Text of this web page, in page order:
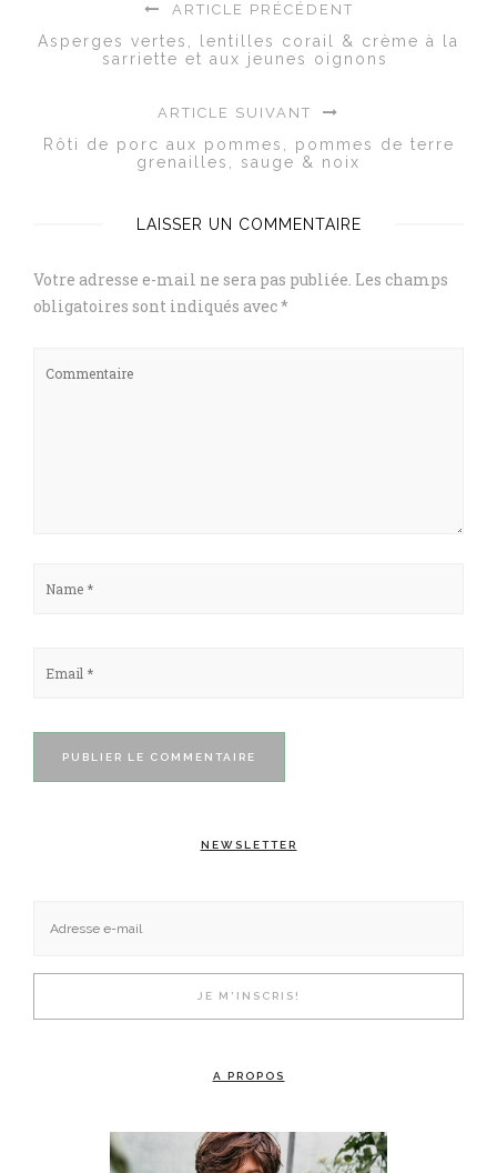
ARTICLE PRÉCÉDENT
Asperges vertes, lentilles corail & crème à la
sarriette et aux jeunes oignons
ARTICLE SUIVANT
Rôti de porc aux pommes, pommes de terre
grenailles, sauge & noix
LAISSER UN COMMENTAIRE
Votre adresse e-mail ne sera pas publiée. Les champs
obligatoires sont indiqués avec*
NEWSLETTER
A PROPOS